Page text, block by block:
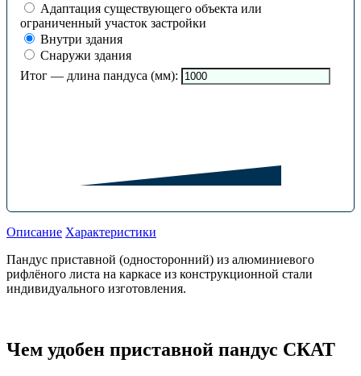
Адаптация существующего объекта или
ограниченный участок застройки
Внутри здания
Снаружи здания
Итог — длина пандуса (мм):
Описание Характеристики
Пандус приставной (односторонний) из алюминиевого
рифлёного листа на каркасе из конструкционной стали
индивидуального изготовления.
Чем удобен приставной пандус СКАТ